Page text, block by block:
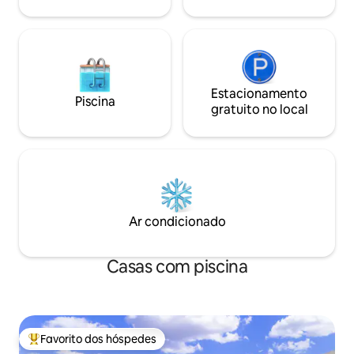
Piscina
Estacionamento
gratuito no local
Ar condicionado
Casas com piscina
Favoritos dos hóspedes mais apreciados
Favorito dos hóspedes